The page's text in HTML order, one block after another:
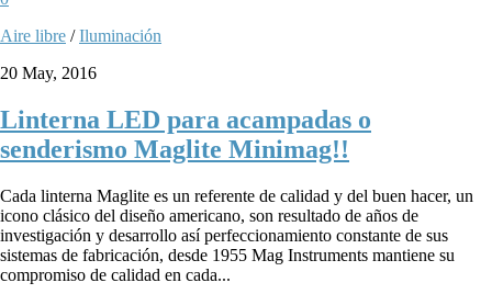
Aire libre /Iluminación
20 May, 2016
Linterna LED para acampadas o
senderismo Maglite Minimag!!
Cada linterna Maglite es un referente de calidad y del buen hacer, un
icono clásico del diseño americano, son resultado de años de
investigación y desarrollo así perfeccionamiento constante de sus
sistemas de fabricación, desde 1955 Mag Instruments mantiene su
compromiso de calidad en cada...